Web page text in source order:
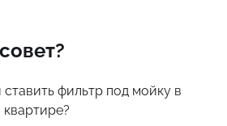
ставить фильтр под мойку в